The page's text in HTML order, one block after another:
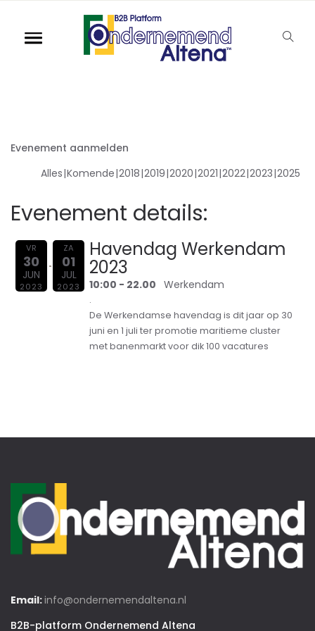
Evenement aanmelden
Alles Komende 2018 2019 2020 2021 2022 2023 2025
Evenement details:
VR
30
JUN
2023
ZA
01
JUL
2023
Havendag Werkendam
2023
10:00 - 22.00 Werkendam
.
De Werkendamse havendag is dit jaar op 30
juni en 1 juli ter promotie maritieme cluster
met banenmarkt voor dik 100 vacatures
Email:info@ondernemendaltena.nl
B2B-platform Ondernemend Altena